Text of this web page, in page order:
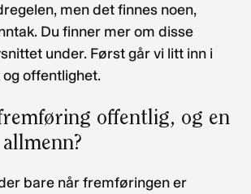
men det finnes noen,
Du finner mer om disse
under. Først går vi litt inn i
offentlighet.
offentlig, og en
bare når fremføringen er